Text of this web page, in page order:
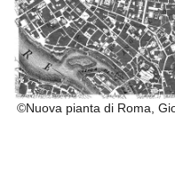
©Nuova pianta di Roma,